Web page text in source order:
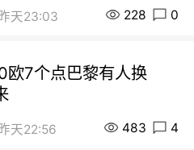
昨天23:03 228 0
7个点巴黎有人换
昨天22:56 483 4